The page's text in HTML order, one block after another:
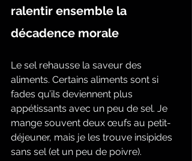
ralentir ensemble la
décadence morale
Le sel rehausse la saveur des
aliments. Certains aliments sont si
fades qu’ils deviennent plus
appétissants avec un peu de sel. Je
mange souvent deux œufs au petit-
déjeuner, mais je les trouve insipides
sans sel (et un peu de poivre).